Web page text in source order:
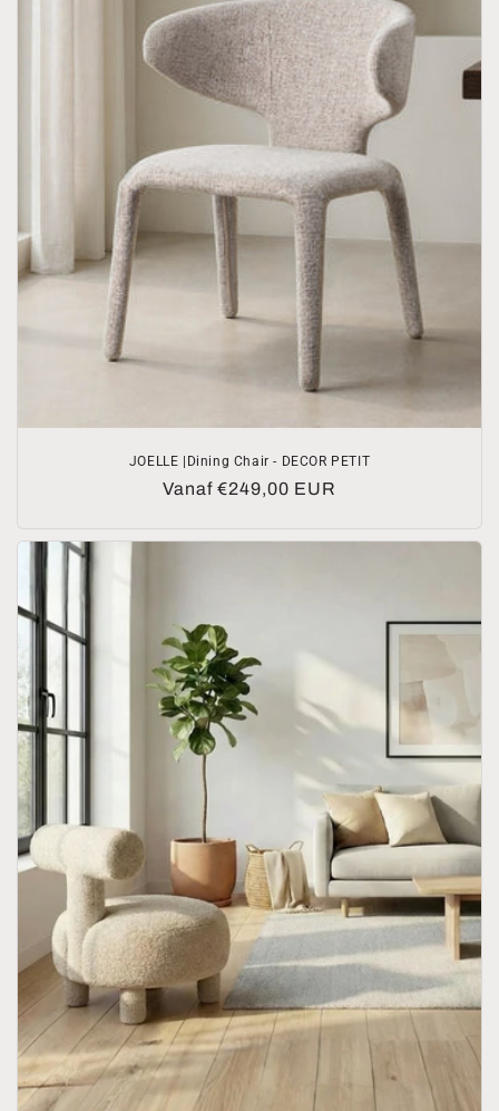
JOELLE |Dining Chair - DECOR PETIT
Normale
Vanaf €249,00 EUR